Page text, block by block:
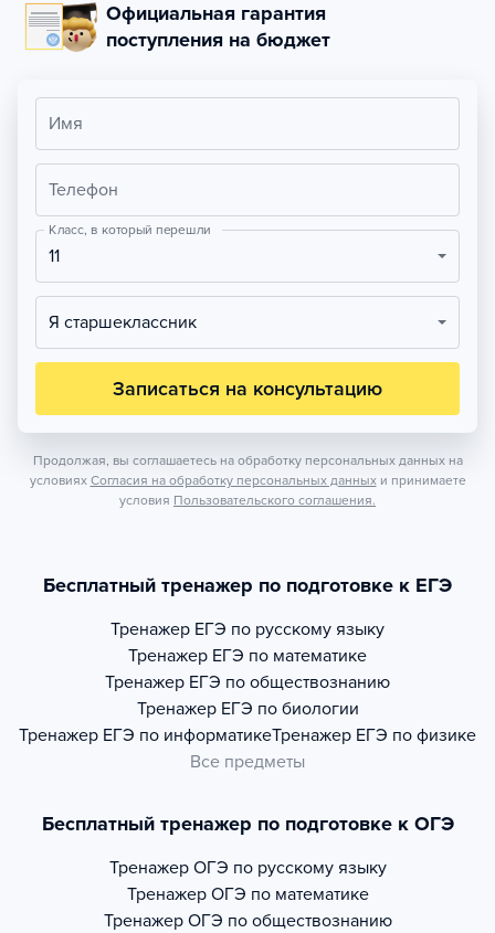
Официальная гарантия
поступления на бюджет
Имя
Телефон
Класс, в который перешли
11
Я старшеклассник
Записаться на консультацию
Продолжая, вы соглашаетесь на обработку персональных данных на
условиях Согласия на обработку персональных данных и принимаете
условия Пользовательского соглашения.
Бесплатный тренажер по подготовке к ЕГЭ
Тренажер ЕГЭ по русскому языку
Тренажер ЕГЭ по математике
Тренажер ЕГЭ по обществознанию
Тренажер ЕГЭ по биологии
Тренажер ЕГЭ по информатикеТренажер ЕГЭ по физике
Все предметы
Бесплатный тренажер по подготовке к ОГЭ
Тренажер ОГЭ по русскому языку
Тренажер ОГЭ по математике
Тренажер ОГЭ по обществознанию